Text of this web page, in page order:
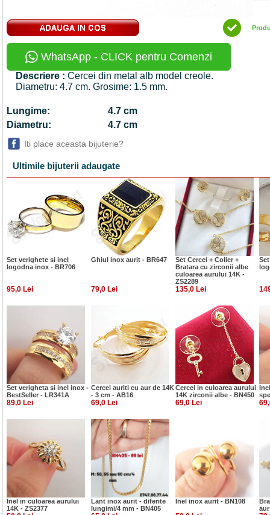
WhatsApp - CLICK pentru Comenzi
Descriere : Cercei din metal alb model creole.
Diametru: 4.7 cm. Grosime: 1.5 mm.
Lungime:
4.7 cm
Diametru:
4.7 cm
Iti place aceasta bijuterie?
Ultimile bijuterii adaugate
Set verighete si inel
logodna inox - BR706
Ghiul inox aurit - BR647
Set Cercei + Colier +
Bratara cu zirconii albe
culoarea aurului 14K -
ZS2289
95,0 Lei 79,0 Lei 135,0 Lei
Set verigheta si inel inox -
BestSeller - LR341A
Cercei auriti cu aur de 14K
- 3 cm - AB16
Cercei in culoarea aurului
14K zirconii albe - BN450
89,0 Lei 69,0 Lei 69,0 Lei
Inel in culoarea aurului
14K - ZS2377
Lant inox aurit - diferite
lungimi/4 mm - BN405
Inel inox aurit - BN108
aur